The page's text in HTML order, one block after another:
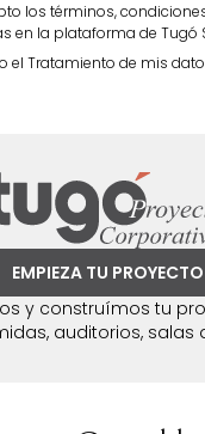
los términos,
en la plataforma de Tugó
el Tratamiento de mis
EMPIEZA TU PROYECTO
y construímos tu
auditorios, salas